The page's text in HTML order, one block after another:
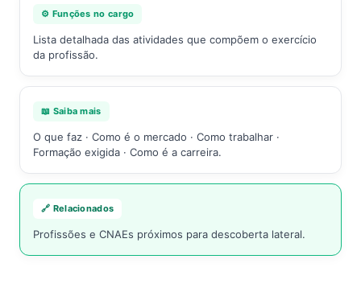
⚙️ Funções no cargo
Lista detalhada das atividades que compõem o exercício
da profissão.
📖 Saiba mais
O que faz · Como é o mercado · Como trabalhar ·
Formação exigida · Como é a carreira.
🔗 Relacionados
Profissões e CNAEs próximos para descoberta lateral.